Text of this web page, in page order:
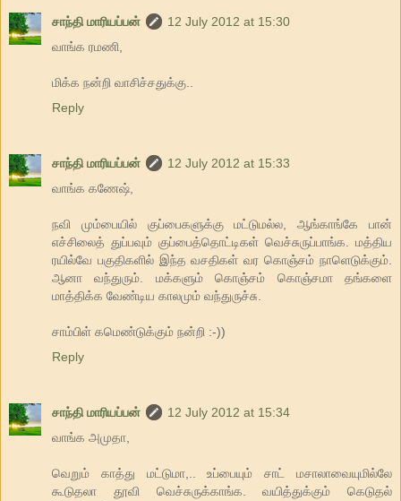
சாந்தி மாரியப்பன்
12 July 2012 at 15:30
வாங்க ரமணி,
மிக்க நன்றி வாசிச்சதுக்கு..
Reply
சாந்தி மாரியப்பன்
12 July 2012 at 15:33
வாங்க கணேஷ்,
நவி மும்பையில் குப்பைகளுக்கு மட்டுமல்ல, ஆங்காங்கே பான்
எச்சிலைத் துப்பவும் குப்பைத்தொட்டிகள் வெச்சுருப்பாங்க. மத்திய
ரயில்வே பகுதிகளில் இந்த வசதிகள் வர கொஞ்சம் நாளெடுக்கும்.
ஆனா வந்துரும். மக்களும் கொஞ்சம் கொஞ்சமா தங்களை
மாத்திக்க வேண்டிய காலமும் வந்துருச்சு.
சாம்பிள் கமெண்டுக்கும் நன்றி :-))
Reply
சாந்தி மாரியப்பன்
12 July 2012 at 15:34
வாங்க அமுதா,
வெறும் காத்து மட்டுமா,.. உப்பையும் சாட் மசாலாவையுமில்லே
கூடுதலா தூவி வெச்சுருக்காங்க. வயித்துக்கும் கெடுதல்